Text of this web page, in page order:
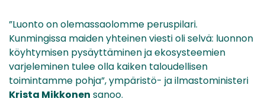
”Luonto on olemassaolomme peruspilari.
Kunmingissa maiden yhteinen viesti oli selvä: luonnon
köyhtymisen pysäyttäminen ja ekosysteemien
varjeleminen tulee olla kaiken taloudellisen
toimintamme pohja”, ympäristö- ja ilmastoministeri
Krista Mikkonen sanoo.